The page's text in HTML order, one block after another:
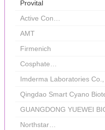
Provital
Active Con…
AMT
Firmenich
Cosphate…
Imderma Laboratories Co.,
Northstar…